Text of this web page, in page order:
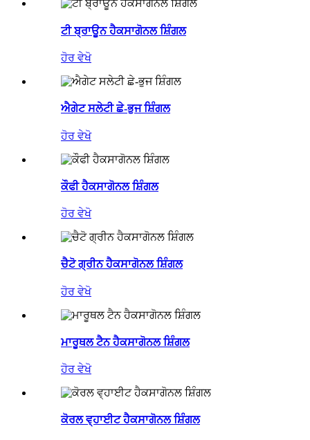
ਟੀ ਬ੍ਰਾਊਨ ਹੈਕਸਾਗੋਨਲ ਸ਼ਿੰਗਲ
ਹੋਰ ਵੇਖੋ
ਐਗੇਟ ਸਲੇਟੀ ਛੇ-ਭੁਜ ਸ਼ਿੰਗਲ
ਹੋਰ ਵੇਖੋ
ਕੌਫੀ ਹੈਕਸਾਗੋਨਲ ਸ਼ਿੰਗਲ
ਹੋਰ ਵੇਖੋ
ਚੈਟੋ ਗ੍ਰੀਨ ਹੈਕਸਾਗੋਨਲ ਸ਼ਿੰਗਲ
ਹੋਰ ਵੇਖੋ
ਮਾਰੂਥਲ ਟੈਨ ਹੈਕਸਾਗੋਨਲ ਸ਼ਿੰਗਲ
ਹੋਰ ਵੇਖੋ
ਕੋਰਲ ਵ੍ਹਾਈਟ ਹੈਕਸਾਗੋਨਲ ਸ਼ਿੰਗਲ